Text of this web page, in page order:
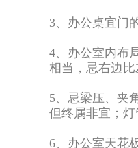
3、办公桌宜门
4、办公室内布
相当，忌右边比
5、忌梁压、夹
但终属非宜；
6、办公室天花